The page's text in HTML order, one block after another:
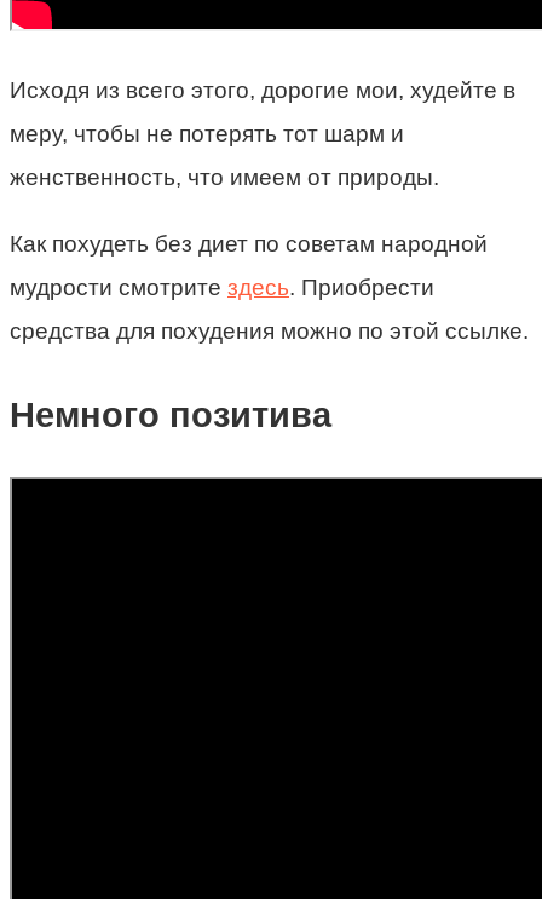
Исходя из всего этого, дорогие мои, худейте в
меру, чтобы не потерять тот шарм и
женственность, что имеем от природы.
Как похудеть без диет по советам народной
мудрости смотрите здесь. Приобрести
средства для похудения можно по этой ссылке.
Немного позитива